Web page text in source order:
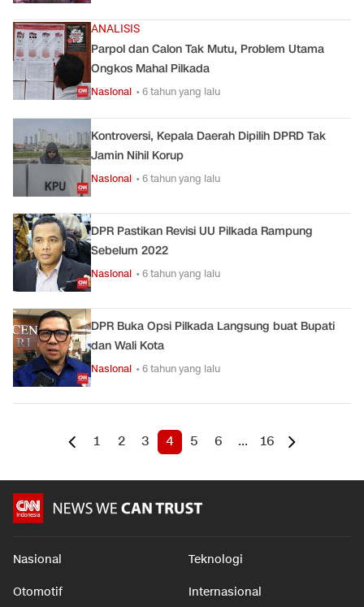
ANALISIS
Parpol dan Calon Tak Mutu, Problem Utama
Ongkos Mahal Pilkada
Nasional • 6 tahun yang lalu
Kontroversi, Kepala Daerah Dipilih DPRD Tak
Jamin Nihil Korup
Nasional • 6 tahun yang lalu
DPR Pastikan Revisi UU Pilkada Rampung
Sebelum 2022
Nasional • 6 tahun yang lalu
DPR Buka Opsi Pilkada Langsung buat Bupati
dan Wali Kota
Nasional • 6 tahun yang lalu
1 2 3 4 5 6 ... 16
Nasional Teknologi
Otomotif Internasional